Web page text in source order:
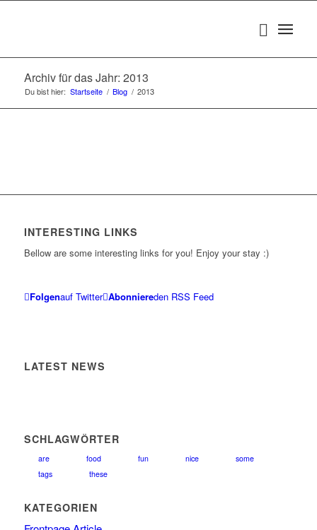
Archiv für das Jahr: 2013
Du bist hier: Startseite / Blog / 2013
INTERESTING LINKS
Bellow are some interesting links for you! Enjoy your stay :)
Folgenauf Twitter Abonniereden RSS Feed
LATEST NEWS
SCHLAGWÖRTER
are food fun nice
some
tags
these
KATEGORIEN